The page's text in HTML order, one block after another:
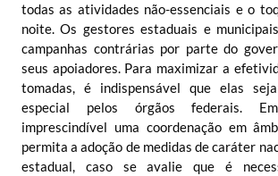
todas as atividades não-essenciais e o
noite. Os gestores estaduais e
campanhas contrárias por parte do
seus apoiadores. Para maximizar a
tomadas, é indispensável que elas
especial pelos órgãos federais.
imprescindível uma coordenação em
permita a adoção de medidas de caráter
estadual, caso se avalie que é